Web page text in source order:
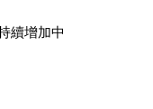
續增加中